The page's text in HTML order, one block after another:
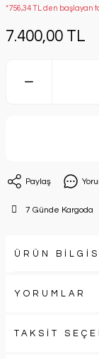
*756,34 TL den başlayan
7.400,00 TL
Paylaş
7 Günde Kargoda
ÜRÜN
YORUMLAR
TAKSİT